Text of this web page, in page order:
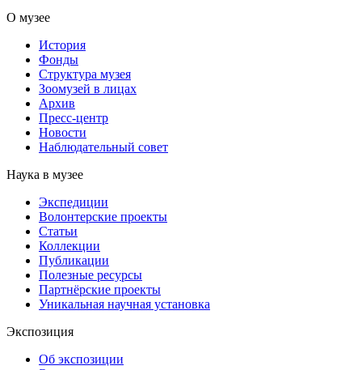
О музее
История
Фонды
Структура музея
Зоомузей в лицах
Архив
Пресс-центр
Новости
Наблюдательный совет
Наука в музее
Экспедиции
Волонтерские проекты
Статьи
Коллекции
Публикации
Полезные ресурсы
Партнёрские проекты
Уникальная научная установка
Экспозиция
Об экспозиции